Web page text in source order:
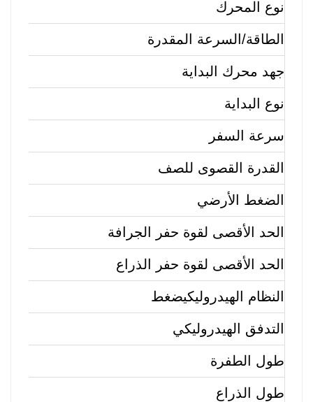
نوع المحرك
الطاقة/السرعة المقدرة
جهد محرك البداية
نوع البداية
سرعة السفر
القدرة القصوى للصف
الضغط الأرضي
الحد الأقصى لقوة حفر الجرافة
الحد الأقصى لقوة حفر الذراع
النظام الهيدروليكيضغط
التدفق الهيدروليكي
طول الطفرة
طول الذراع